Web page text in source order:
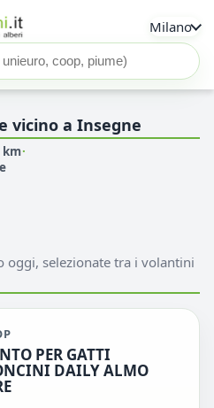
Milano
vicino a Insegne
·
oggi, selezionate tra i volantini
PER GATTI
DAILY ALMO